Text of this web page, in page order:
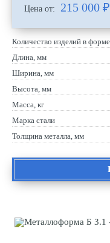
Цена от: 215 000 ₽
Количество изделий в
Длина, мм
Ширина, мм
Высота, мм
Масса, кг
Марка стали
Толщина металла, мм